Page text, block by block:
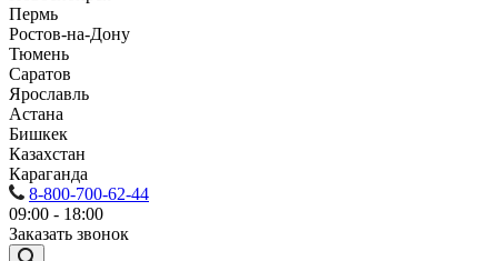
Пермь
Ростов-на-Дону
Тюмень
Саратов
Ярославль
Астана
Бишкек
Казахстан
Караганда
8-800-700-62-44
09:00 - 18:00
Заказать звонок